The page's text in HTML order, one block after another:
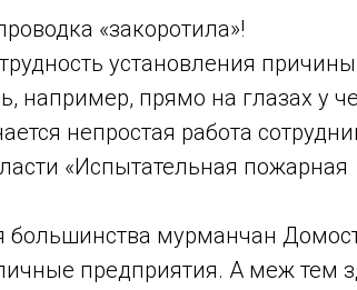
«закоротила»!
установления
например, прямо на глазах у
непростая работа
«Испытательная пожарная
большинства мурманчан
предприятия. А меж тем